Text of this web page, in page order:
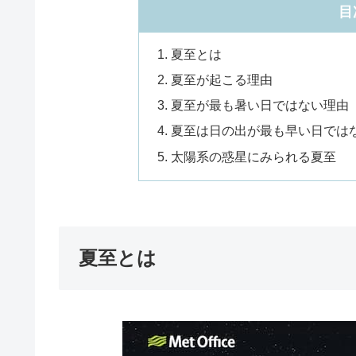
夏至とは
夏至が起こる理由
夏至が最も暑い日ではない理由
夏至は日の出が最も早い日では
太陽系の惑星にみられる夏至
夏至とは